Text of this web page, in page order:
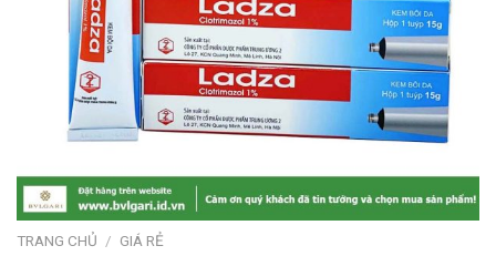
TRANG CHỦ / GIÁ RẺ